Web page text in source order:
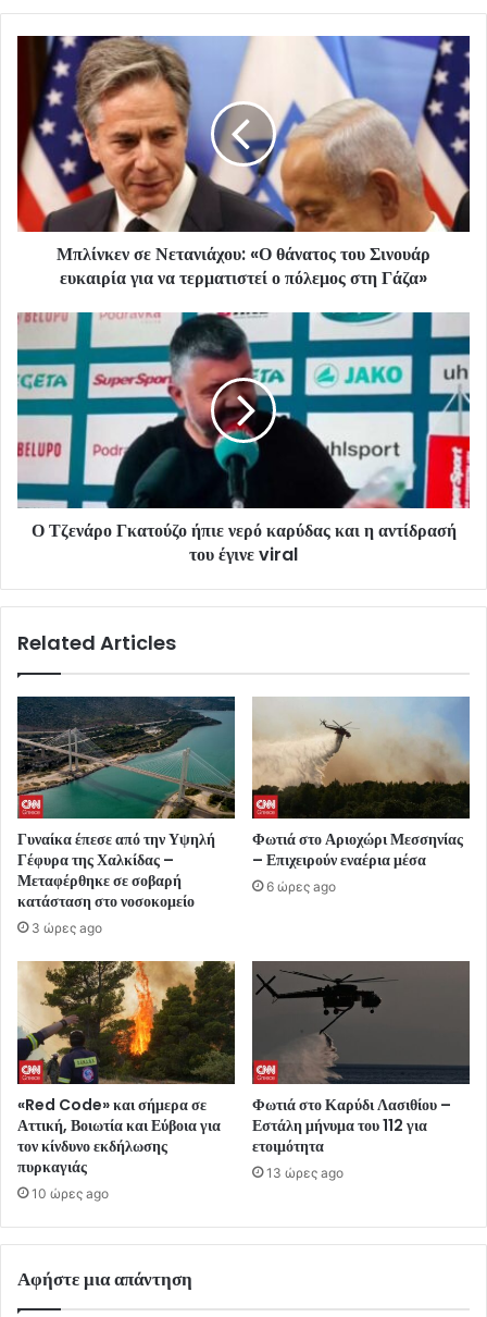
Μπλίνκεν σε Νετανιάχου: «Ο θάνατος του Σινουάρ
ευκαιρία για να τερματιστεί ο πόλεμος στη Γάζα»
Ο Τζενάρο Γκατούζο ήπιε νερό καρύδας και η αντίδρασή
του έγινε viral
Related Articles
Γυναίκα έπεσε από την Υψηλή
Γέφυρα της Χαλκίδας –
Μεταφέρθηκε σε σοβαρή
κατάσταση στο νοσοκομείο
3 ώρες ago
Φωτιά στο Αριοχώρι Μεσσηνίας
– Επιχειρούν εναέρια μέσα
6 ώρες ago
«Red Code» και σήμερα σε
Αττική, Βοιωτία και Εύβοια για
τον κίνδυνο εκδήλωσης
πυρκαγιάς
10 ώρες ago
Φωτιά στο Καρύδι Λασιθίου –
Εστάλη μήνυμα του 112 για
ετοιμότητα
13 ώρες ago
Αφήστε μια απάντηση